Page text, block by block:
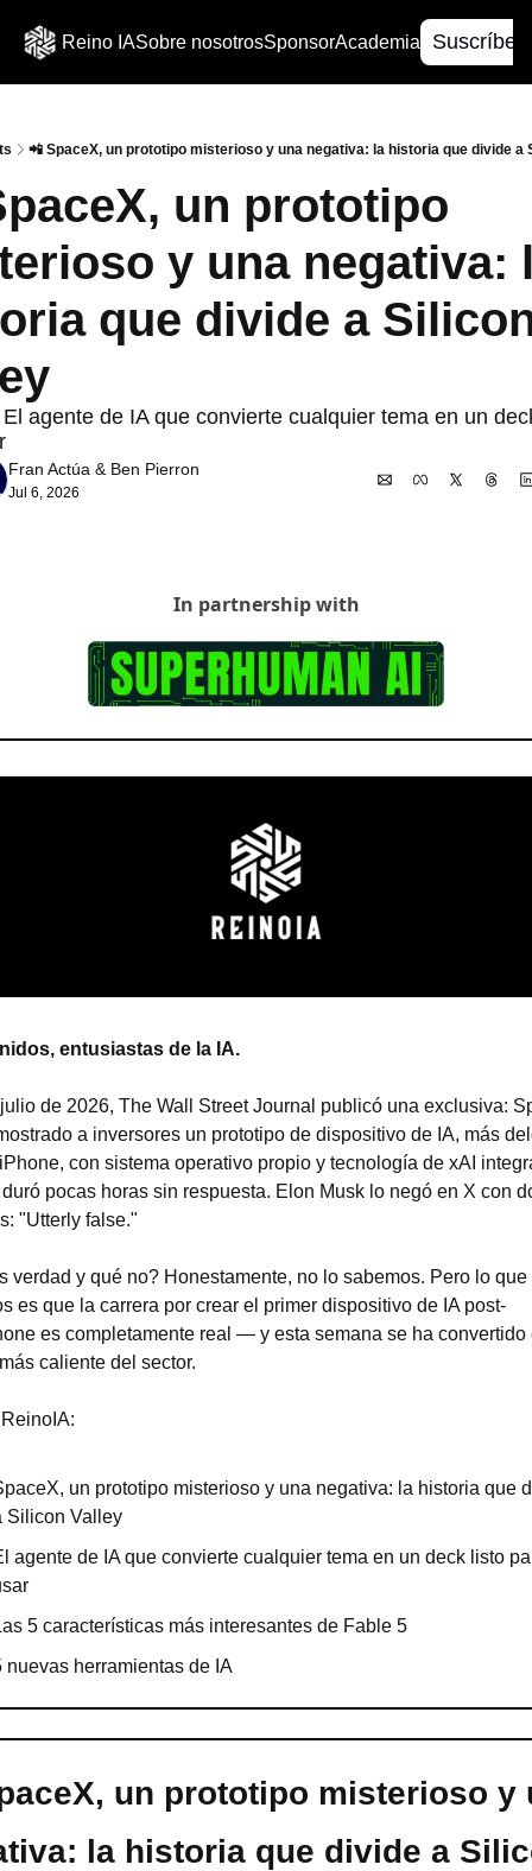
Reino IASobre nosotrosSponsorAcademia
📲​ SpaceX, un prototipo misterioso y una negativa: la historia que divide a
un prototipo
y una negativa:
que divide a
agente de IA que convierte cualquier tema en un
Fran Actúa & Ben Pierron
Jul 6, 2026
In partnership with
entusiastas de la IA.
de 2026, The Wall Street Journal publicó una exclusiva:
a inversores un prototipo de dispositivo de IA, más
con sistema operativo propio y tecnología de xAI
pocas horas sin respuesta. Elon Musk lo negó en X con
"Utterly false."
verdad y qué no? Honestamente, no lo sabemos. Pero lo que
es que la carrera por crear el primer dispositivo de IA post-
es completamente real — y esta semana se ha convertido
caliente del sector.
un prototipo misterioso y una negativa: la historia que
Silicon Valley
agente de IA que convierte cualquier tema en un deck listo
5 características más interesantes de Fable 5
nuevas herramientas de IA
un prototipo misterioso y
la historia que divide a